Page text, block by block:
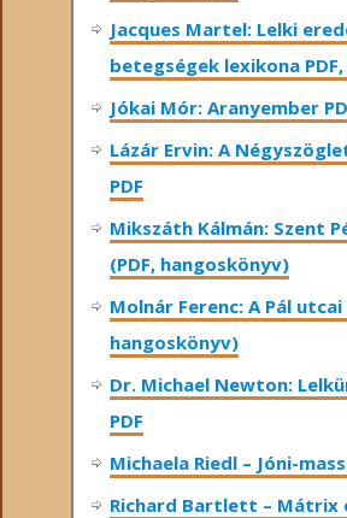
Jacques Martel: Lelki
betegségek lexikona PDF,
Jókai Mór: Aranyember
Lázár Ervin: A
PDF
Mikszáth Kálmán: Szent
(PDF, hangoskönyv)
Molnár Ferenc: A Pál utcai
hangoskönyv)
Dr. Michael Newton:
PDF
Michaela Riedl – Jóni-
Richard Bartlett – Mátrix